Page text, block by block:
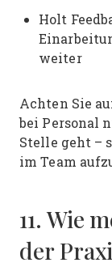
Holt
weiter
Achten Sie
bei Personal
Stelle geht –
im Team
11. Wie
der